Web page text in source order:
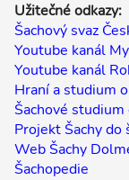
Užitečné odkazy:
Šachový svaz
Youtube kanál
Youtube kanál
Hraní a studium
Šachové
Projekt Šachy do
Web Šachy
Šachopedie